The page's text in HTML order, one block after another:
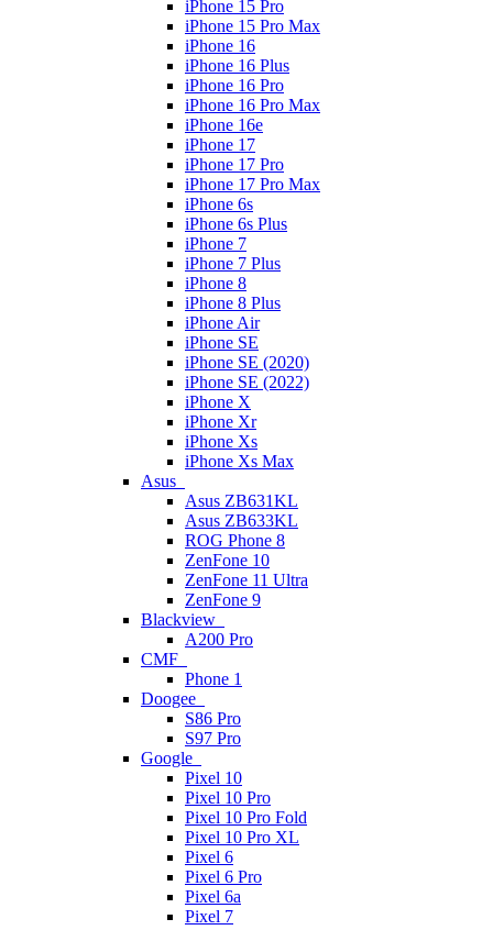
iPhone 15 Pro
iPhone 15 Pro Max
iPhone 16
iPhone 16 Plus
iPhone 16 Pro
iPhone 16 Pro Max
iPhone 16e
iPhone 17
iPhone 17 Pro
iPhone 17 Pro Max
iPhone 6s
iPhone 6s Plus
iPhone 7
iPhone 7 Plus
iPhone 8
iPhone 8 Plus
iPhone Air
iPhone SE
iPhone SE (2020)
iPhone SE (2022)
iPhone X
iPhone Xr
iPhone Xs
iPhone Xs Max
Asus
Asus ZB631KL
Asus ZB633KL
ROG Phone 8
ZenFone 10
ZenFone 11 Ultra
ZenFone 9
Blackview
A200 Pro
CMF
Phone 1
Doogee
S86 Pro
S97 Pro
Google
Pixel 10
Pixel 10 Pro
Pixel 10 Pro Fold
Pixel 10 Pro XL
Pixel 6
Pixel 6 Pro
Pixel 6a
Pixel 7